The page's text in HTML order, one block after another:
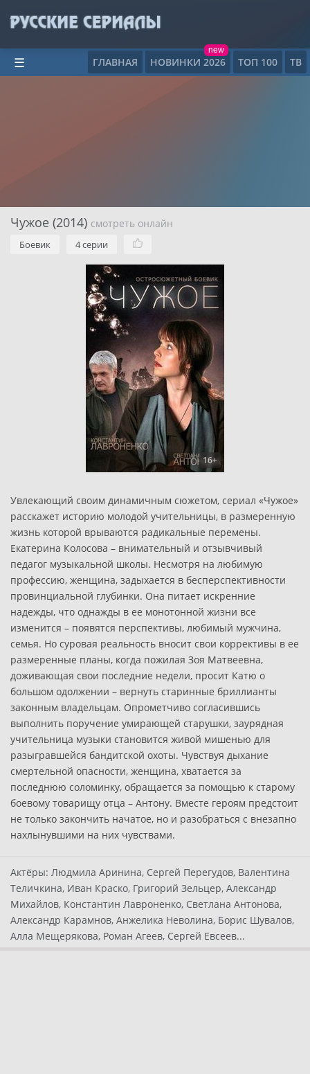
ГЛАВНАЯ НОВИНКИ 2026
new
ТОП 100 ТВ
☰
Чужое (2014) смотреть онлайн
Боевик 4 серии
16+
Увлекающий своим динамичным сюжетом, сериал «Чужое»
расскажет историю молодой учительницы, в размеренную
жизнь которой врываются радикальные перемены.
Екатерина Колосова – внимательный и отзывчивый
педагог музыкальной школы. Несмотря на любимую
профессию, женщина, задыхается в бесперспективности
провинциальной глубинки. Она питает искренние
надежды, что однажды в ее монотонной жизни все
изменится – появятся перспективы, любимый мужчина,
семья. Но суровая реальность вносит свои коррективы в ее
размеренные планы, когда пожилая Зоя Матвеевна,
доживающая свои последние недели, просит Катю о
большом одолжении – вернуть старинные бриллианты
законным владельцам. Опрометчиво согласившись
выполнить поручение умирающей старушки, заурядная
учительница музыки становится живой мишенью для
разыгравшейся бандитской охоты. Чувствуя дыхание
смертельной опасности, женщина, хватается за
последнюю соломинку, обращается за помощью к старому
боевому товарищу отца – Антону. Вместе героям предстоит
не только закончить начатое, но и разобраться с внезапно
нахлынувшими на них чувствами.
Актёры: Людмила Аринина, Сергей Перегудов, Валентина
Теличкина, Иван Краско, Григорий Зельцер, Александр
Михайлов, Константин Лавроненко, Светлана Антонова,
Александр Карамнов, Анжелика Неволина, Борис Шувалов,
Алла Мещерякова, Роман Агеев, Сергей Евсеев...